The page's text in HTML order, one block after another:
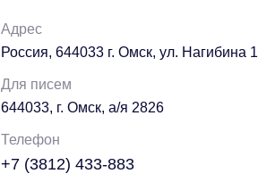
Адрес
Россия, 644033 г. Омск, ул. Нагибина 1
Для писем
644033, г. Омск, а/я 2826
Телефон
+7 (3812) 433-883